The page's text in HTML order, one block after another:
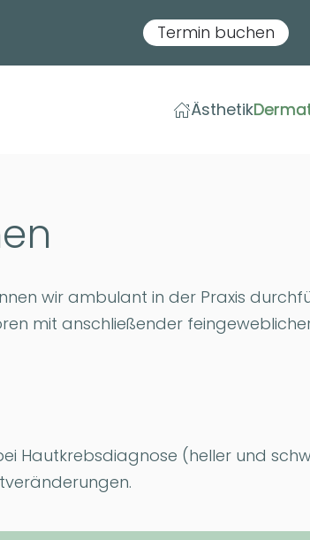
Termin buchen
Ästhetik
wir ambulant in der Praxis
mit anschließender
Hautkrebsdiagnose (heller und